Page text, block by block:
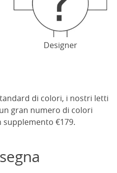
Designer
di colori, i nostri letti
gran numero di colori
€179.